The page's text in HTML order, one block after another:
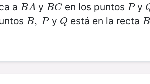
a BA
BA y BC
BC en los puntos P
Py
B, P
B, P y Q
Q está en la recta B
B